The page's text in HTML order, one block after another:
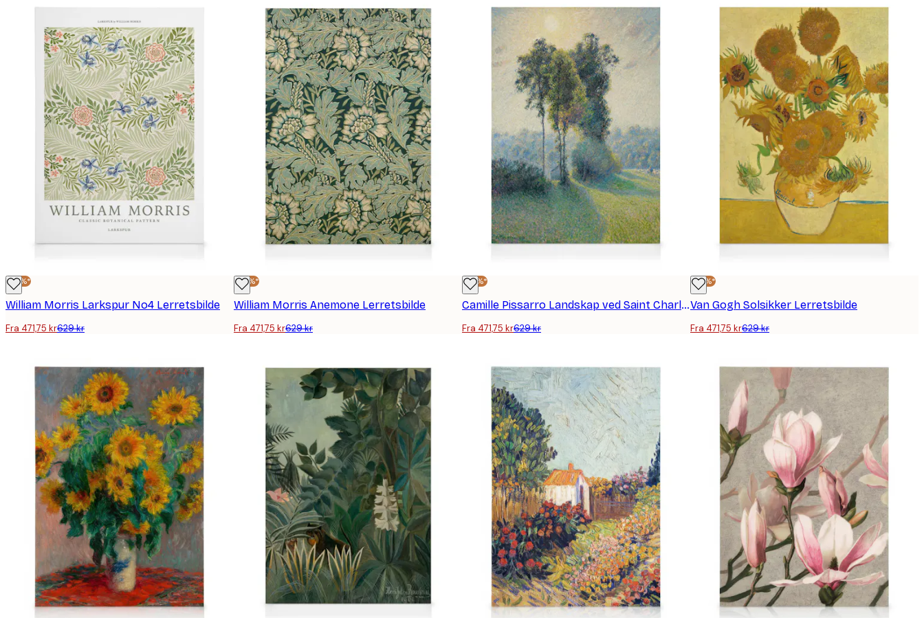
-25%*
William Morris Larkspur No4 Lerretsbilde
Fra 471,75 kr629 kr
-25%*
William Morris Anemone Lerretsbilde
Fra 471,75 kr629 kr
-25%*
Camille Pissarro Landskap ved Saint Charles Lerretsbilde
Fra 471,75 kr629 kr
-25%*
Van Gogh Solsikker Lerretsbilde
Fra 471,75 kr629 kr